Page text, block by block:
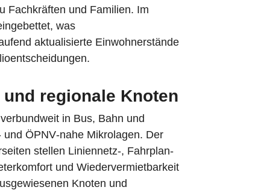
Fachkräften und Familien. Im
was
aktualisierte Einwohnerstände
und regionale Knoten
in Bus, Bahn und
ÖPNV‑nahe Mikrolagen. Der
stellen Liniennetz-, Fahrplan-
und Wiedervermietbarkeit
Knoten und